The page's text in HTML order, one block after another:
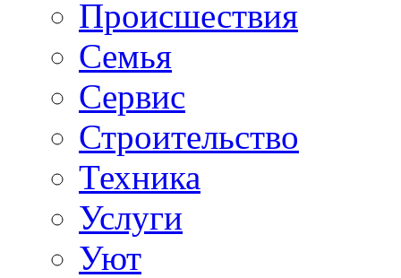
Происшествия
Семья
Сервис
Строительство
Техника
Услуги
Уют